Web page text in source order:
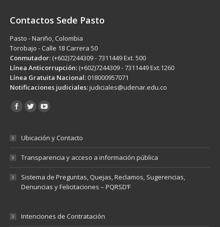
Contactos Sede Pasto
Pasto - Nariño, Colombia
Torobajo - Calle 18 Carrera 50
Conmutador: (+602)7244309 - 7311449 Ext. 500
Línea Anticorrupción: (+602)7244309 - 7311449 Ext.1260
Línea Gratuita Nacional: 018000957071
Notificaciones judiciales:judiciales@udenar.edu.co
Encuéntranos en:
Ubicación y Contacto
Transparencia y acceso a información pública
Sistema de Preguntas, Quejas, Reclamos, Sugerencias,
Denuncias y Felicitaciones – PQRSD’F
Intenciones de Contratación